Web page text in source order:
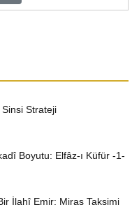
Strateji
Boyutu: Elfâz-ı Küfür -1-
İlahî Emir: Miras Taksimi